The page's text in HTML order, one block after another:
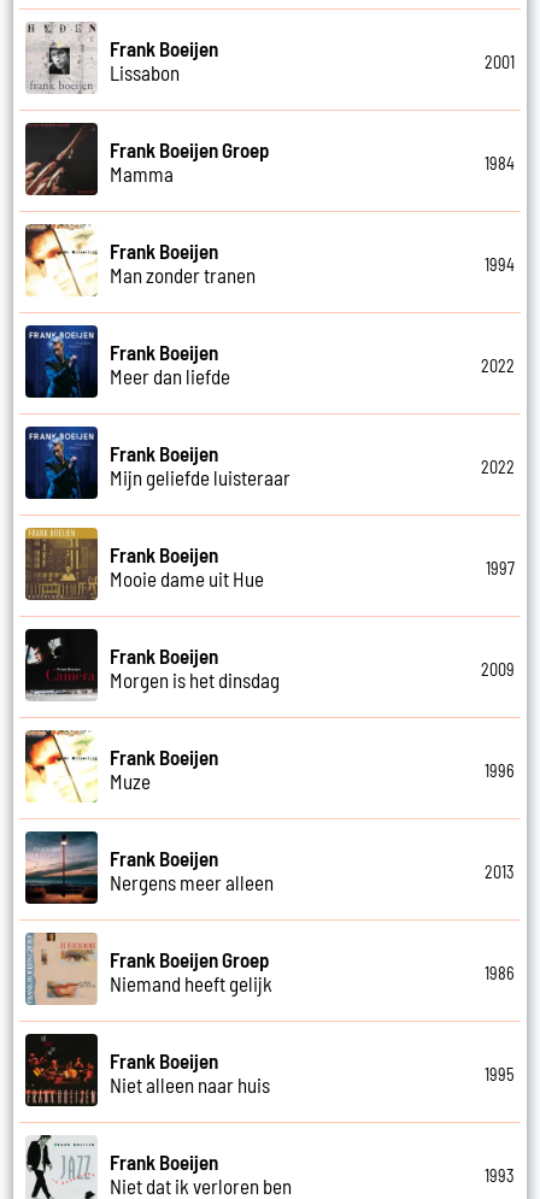
Frank Boeijen
Lissabon
2001
Frank Boeijen Groep
Mamma
1984
Frank Boeijen
Man zonder tranen
1994
Frank Boeijen
Meer dan liefde
2022
Frank Boeijen
Mijn geliefde luisteraar
2022
Frank Boeijen
Mooie dame uit Hue
1997
Frank Boeijen
Morgen is het dinsdag
2009
Frank Boeijen
Muze
1996
Frank Boeijen
Nergens meer alleen
2013
Frank Boeijen Groep
Niemand heeft gelijk
1986
Frank Boeijen
Niet alleen naar huis
1995
Frank Boeijen
Niet dat ik verloren ben
1993